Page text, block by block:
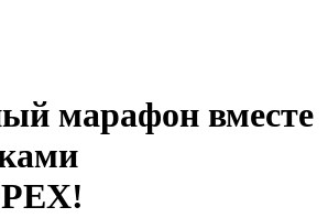
марафон вместе